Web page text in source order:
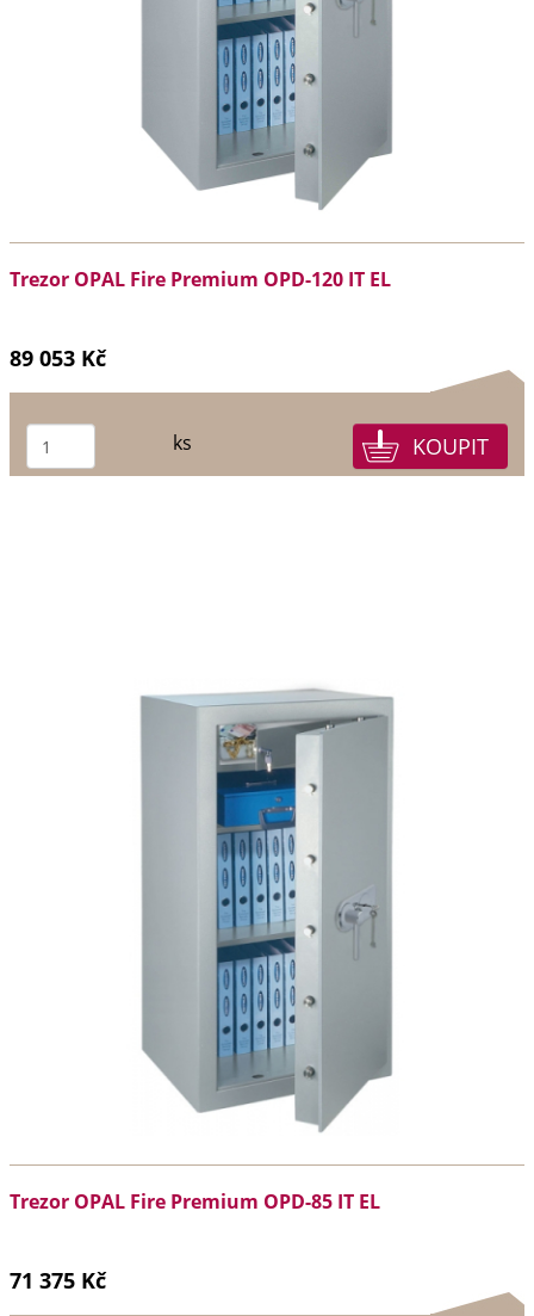
Trezor OPAL Fire Premium OPD-120 IT EL
89 053 Kč
ks
Trezor OPAL Fire Premium OPD-85 IT EL
71 375 Kč